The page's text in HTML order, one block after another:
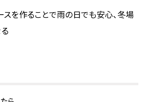
スを作ることで雨の日でも安心、冬場